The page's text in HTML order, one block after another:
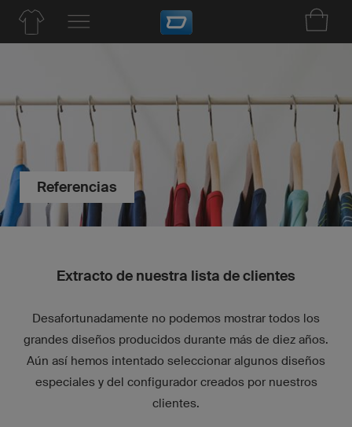
Referencias
Extracto de nuestra lista de clientes
Desafortunadamente no podemos mostrar todos los
grandes diseños producidos durante más de diez años.
Aún así hemos intentado seleccionar algunos diseños
especiales y del configurador creados por nuestros
clientes.